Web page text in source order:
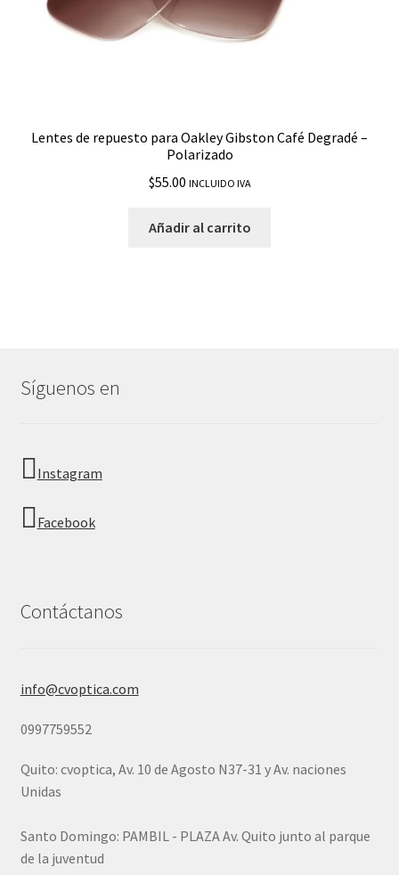
Lentes de repuesto para Oakley Gibston Café Degradé –
Polarizado
$55.00 INCLUIDO IVA
Añadir al carrito
Síguenos en
Instagram
Facebook
Contáctanos
info@cvoptica.com
0997759552
Quito: cvoptica, Av. 10 de Agosto N37-31 y Av. naciones
Unidas
Santo Domingo: PAMBIL - PLAZA Av. Quito junto al parque
de la juventud